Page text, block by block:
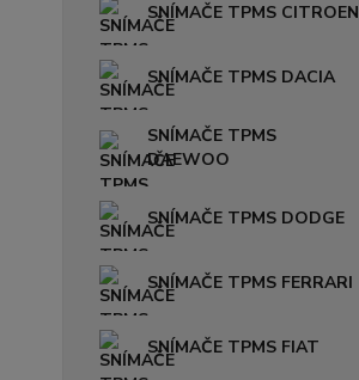
SNÍMAČE TPMS CITROEN
SNÍMAČE TPMS DACIA
SNÍMAČE TPMS
DAEWOO
SNÍMAČE TPMS DODGE
SNÍMAČE TPMS FERRARI
SNÍMAČE TPMS FIAT